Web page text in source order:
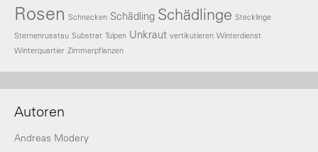
Rosen Schnecken Schädling Schädlinge Stecklinge
Sternenrusstau Substrat Tulpen Unkraut vertikutieren Winterdienst
Winterquartier Zimmerpflanzen
Autoren
Andreas Modery